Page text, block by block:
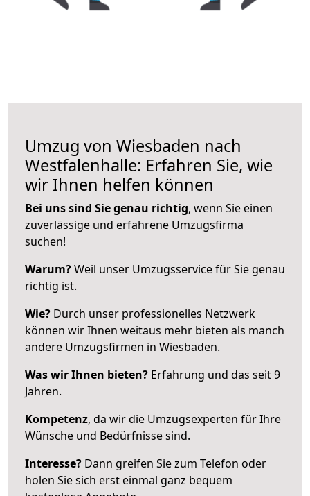
Umzug von Wiesbaden nach
Westfalenhalle: Erfahren Sie, wie
wir Ihnen helfen können
Bei uns sind Sie genau richtig, wenn Sie einen
zuverlässige und erfahrene Umzugsfirma
suchen!
Warum?Weil unser Umzugsservice für Sie genau
richtig ist.
Wie? Durch unser professionelles Netzwerk
können wir Ihnen weitaus mehr bieten als manch
andere Umzugsfirmen in Wiesbaden.
Was wir Ihnen bieten? Erfahrung und das seit 9
Jahren.
Kompetenz, da wir die Umzugsexperten für Ihre
Wünsche und Bedürfnisse sind.
Interesse? Dann greifen Sie zum Telefon oder
holen Sie sich erst einmal ganz bequem